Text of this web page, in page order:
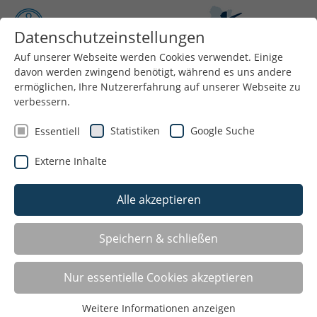
Menü
Mitgliedschaft
Hier finden Sie die Voraussetzungen:
Ein als gemeinnützig anerkannter Sportverein mit
Vereinssitz im Kreis Warendorf kann Mitglied im
Kreissportbund Warendorf werden. Dieser Verein
muss einem Sportfachverband angeschlossen sein,
Datenschutzeinstellungen
Auf unserer Webseite werden Cookies verwendet. Einige
davon werden zwingend benötigt, während es uns andere
ermöglichen, Ihre Nutzererfahrung auf unserer Webseite zu
verbessern.
Essentiell Statistiken Google Suche
Externe Inhalte
Alle akzeptieren
Speichern & schließen
Nur essentielle Cookies akzeptieren
Weitere Informationen anzeigen